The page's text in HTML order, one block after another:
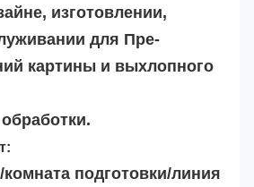
изготовлении,
для Пре-
картины и выхлопного
подготовки/линия